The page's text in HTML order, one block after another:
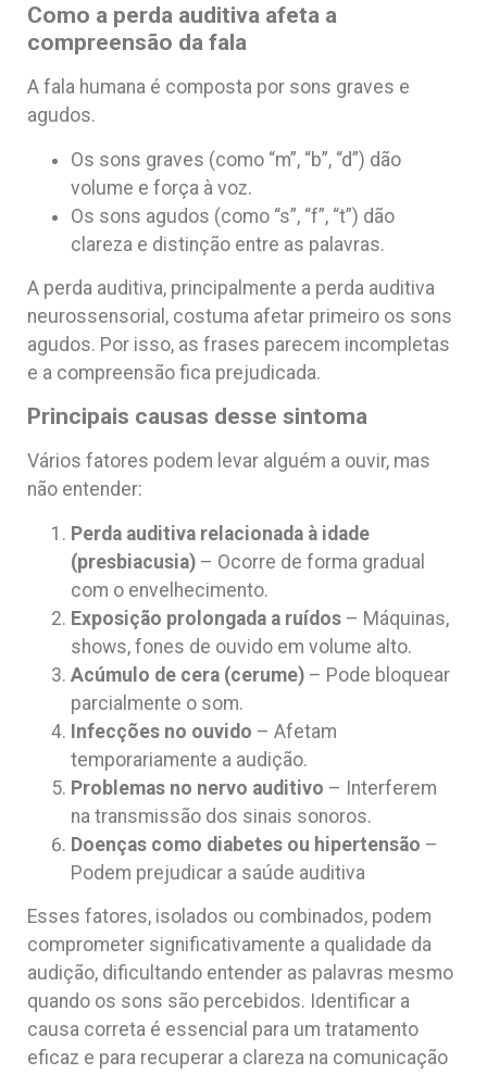
Como a perda auditiva afeta a
compreensão da fala
A fala humana é composta por sons graves e
agudos.
Os sons graves (como “m”, “b”, “d”) dão
volume e força à voz.
Os sons agudos (como “s”, “f”, “t”) dão
clareza e distinção entre as palavras.
A perda auditiva, principalmente a perda auditiva
neurossensorial, costuma afetar primeiro os sons
agudos. Por isso, as frases parecem incompletas
e a compreensão fica prejudicada.
Principais causas desse sintoma
Vários fatores podem levar alguém a ouvir, mas
não entender:
Perda auditiva relacionada à idade
(presbiacusia) – Ocorre de forma gradual
com o envelhecimento.
Exposição prolongada a ruídos – Máquinas,
shows, fones de ouvido em volume alto.
Acúmulo de cera (cerume) – Pode bloquear
parcialmente o som.
Infecções no ouvido – Afetam
temporariamente a audição.
Problemas no nervo auditivo – Interferem
na transmissão dos sinais sonoros.
Doenças como diabetes ou hipertensão –
Podem prejudicar a saúde auditiva
Esses fatores, isolados ou combinados, podem
comprometer significativamente a qualidade da
audição, dificultando entender as palavras mesmo
quando os sons são percebidos. Identificar a
causa correta é essencial para um tratamento
eficaz e para recuperar a clareza na comunicação